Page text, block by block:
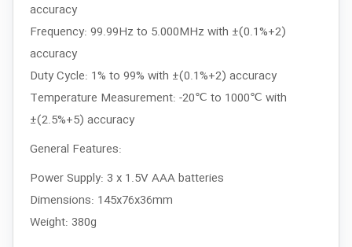
accuracy
Frequency: 99.99Hz to 5.000MHz with ±(0.1%+2)
accuracy
Duty Cycle: 1% to 99% with ±(0.1%+2) accuracy
Temperature Measurement: -20℃ to 1000℃ with
±(2.5%+5) accuracy
General Features:
Power Supply: 3 x 1.5V AAA batteries
Dimensions: 145x76x36mm
Weight: 380g